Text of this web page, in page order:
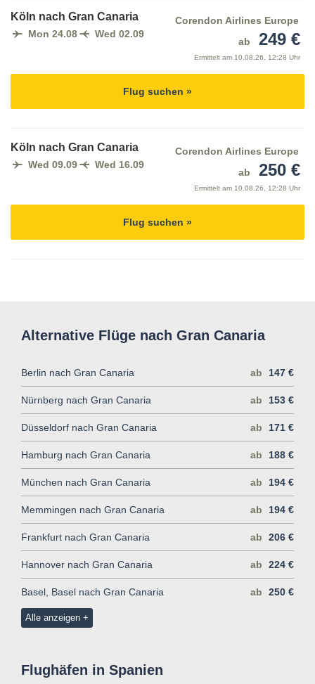
Köln nach Gran Canaria
Mon 24.08 Wed 02.09
Corendon Airlines Europe
ab
249 €
Ermittelt am 10.08.26, 12:28 Uhr
Flug suchen »
Köln nach Gran Canaria
Wed 09.09 Wed 16.09
Corendon Airlines Europe
ab
250 €
Ermittelt am 10.08.26, 12:28 Uhr
Flug suchen »
Alternative Flüge nach Gran Canaria
Berlin nach Gran Canaria ab 147 €
Nürnberg nach Gran Canaria ab 153 €
Düsseldorf nach Gran Canaria ab 171 €
Hamburg nach Gran Canaria ab 188 €
München nach Gran Canaria ab 194 €
Memmingen nach Gran Canaria ab 194 €
Frankfurt nach Gran Canaria ab 206 €
Hannover nach Gran Canaria ab 224 €
Basel, Basel nach Gran Canaria ab 250 €
Alle anzeigen
Flughäfen in Spanien